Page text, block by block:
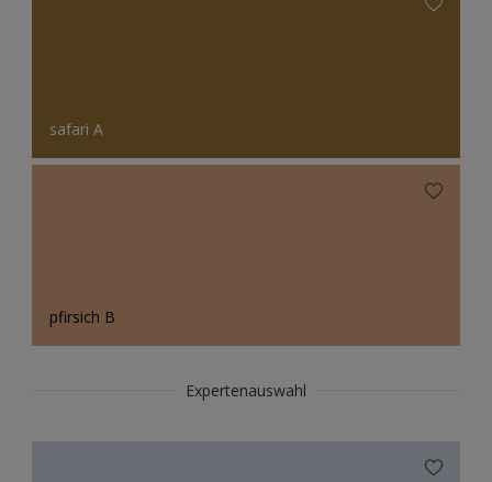
safari A
pfirsich B
Expertenauswahl